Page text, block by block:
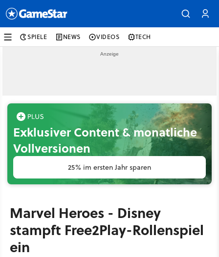
SPIELE NEWS VIDEOS TECH
Exklusiver Content & monatliche
Vollversionen
25% im ersten Jahr sparen
Marvel Heroes - Disney
stampft Free2Play-Rollenspiel
ein